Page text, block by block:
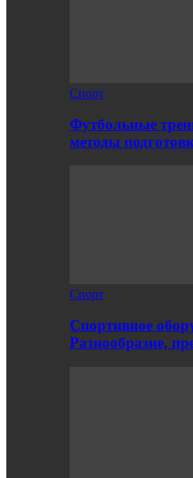
Спорт
Футбольные
методы
Спорт
Спортивное
Разнообразие,